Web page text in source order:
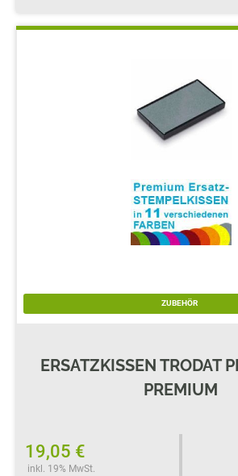
ZUBEHÖR
ERSATZKISSEN TRODAT
PREMIUM
19,05 €
inkl. 19% MwSt.